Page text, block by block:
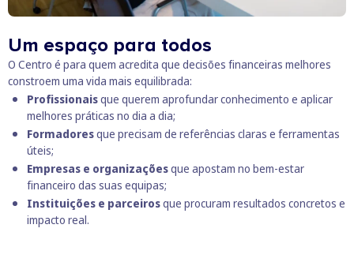
Um espaço para todos
O Centro é para quem acredita que decisões financeiras melhores
constroem uma vida mais equilibrada:
Profissionaisque querem aprofundar conhecimento e aplicar
melhores práticas no dia a dia;
Formadoresque precisam de referências claras e ferramentas
úteis;
Empresas e organizaçõesque apostam no bem-estar
financeiro das suas equipas;
Instituições e parceirosque procuram resultados concretos e
impacto real.